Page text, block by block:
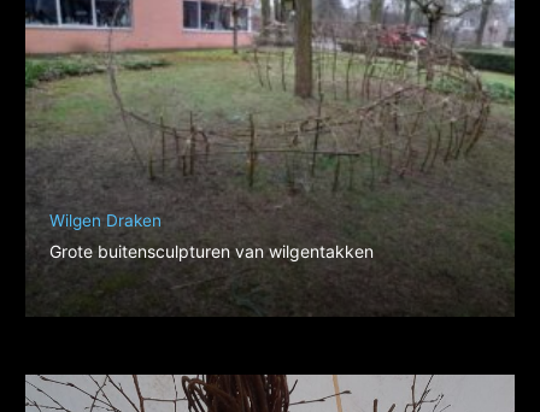
Wilgen Draken
Grote buitensculpturen van wilgentakken